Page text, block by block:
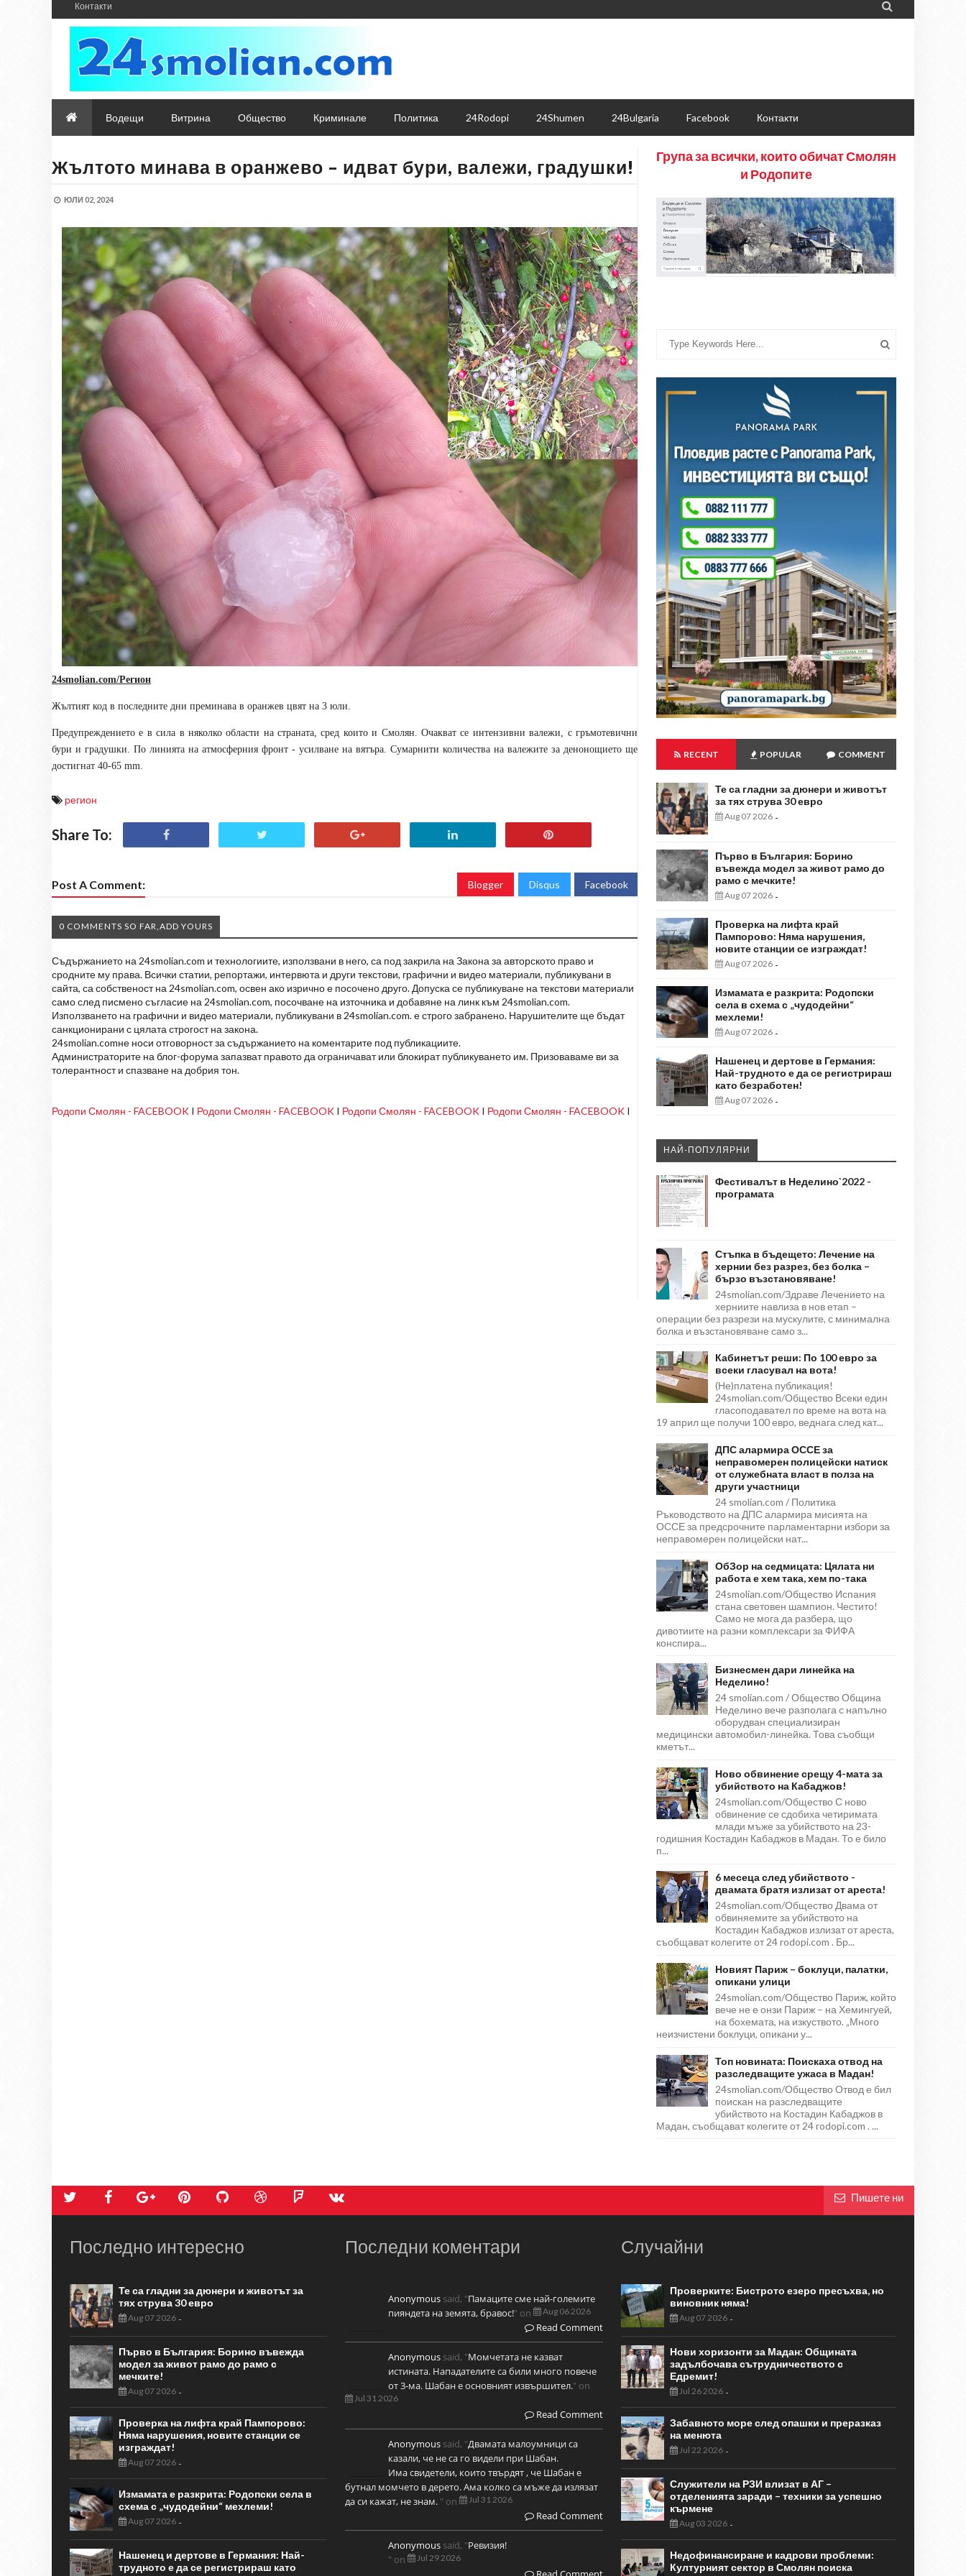
Контакти 
Водещи Витрина Общество Криминале Политика 24Rodopi 24Shumen 24Bulgaria Facebook Контакти
Жълтото минава в оранжево – идват бури, валежи, градушки!
ЮЛИ 02, 2024
24smolian.com/Регион
Жълтият код в последните дни преминава в оранжев цвят на 3 юли.
Предупреждението е в сила в няколко области на страната, сред които и Смолян. Очакват се интензивни валежи, с гръмотевични
бури и градушки. По линията на атмосферния фронт - усилване на вятъра. Сумарнити количества на валежите за денонощието ще
достигнат 40-65 mm.
регион
Share To:
Post A Comment: Blogger Disqus Facebook
0 COMMENTS SO FAR,ADD YOURS
Съдържанието на 24smolian.com и технологиите, използвани в него, са под закрила на Закона за авторското право и
сродните му права. Всички статии, репортажи, интервюта и други текстови, графични и видео материали, публикувани в
сайта, са собственост на 24smolian.com, освен ако изрично е посочено друго. Допуска се публикуване на текстови материали
само след писмено съгласие на 24smolian.com, посочване на източника и добавяне на линк към 24smolian.com.
Използването на графични и видео материали, публикувани в 24smolian.com. е строго забранено. Нарушителите ще бъдат
санкционирани с цялата строгост на закона.
24smolian.comне носи отговорност за съдържанието на коментарите под публикациите.
Администраторите на блог-форума запазват правото да ограничават или блокират публикуването им. Призоваваме ви за
толерантност и спазване на добрия тон.
Родопи Смолян - FACEBOOK I Родопи Смолян - FACEBOOK I Родопи Смолян - FACEBOOK I Родопи Смолян - FACEBOOK I
Група за всички, които обичат Смолян
и Родопите
RECENT POPULAR COMMENT
Те са гладни за дюнери и животът
за тях струва 30 евро
Aug 07 2026 -
Първо в България: Борино
въвежда модел за живот рамо до
рамо с мечките!
Aug 07 2026 -
Проверка на лифта край
Пампорово: Няма нарушения,
новите станции се изграждат!
Aug 07 2026 -
Измамата е разкрита: Родопски
села в схема с „чудодейни“
мехлеми!
Aug 07 2026 -
Нашенец и дертове в Германия:
Най-трудното е да се регистрираш
като безработен!
Aug 07 2026 -
НАЙ-ПОПУЛЯРНИ
Фестивалът в Неделино`2022 -
програмата
Стъпка в бъдещето: Лечение на
хернии без разрез, без болка –
бързо възстановяване!
24smolian.com/Здраве Лечението на
херниите навлиза в нов етап –
операции без разрези на мускулите, с минимална
болка и възстановяване само з...
Кабинетът реши: По 100 евро за
всеки гласувал на вота!
(Не)платена публикация!
24smolian.com/Общество Всеки един
гласоподавател по време на вота на
19 април ще получи 100 евро, веднага след кат...
ДПС алармира ОССЕ за
неправомерен полицейски натиск
от служебната власт в полза на
други участници
24 smolian.com / Политика
Ръководството на ДПС алармира мисията на
ОССЕ за предсрочните парламентарни избори за
неправомерен полицейски нат...
ОбЗор на седмицата: Цялата ни
работа е хем така, хем по-така
24smolian.com/Общество Испания
стана световен шампион. Честито!
Само не мога да разбера, що
дивотиите на разни комплексари за ФИФА
конспира...
Бизнесмен дари линейка на
Неделино!
24 smolian.com / Общество Община
Неделино вече разполага с напълно
оборудван специализиран
медицински автомобил-линейка. Това съобщи
кметът...
Ново обвинение срещу 4-мата за
убийството на Кабаджов!
24smolian.com/Общество С ново
обвинение се сдобиха четиримата
млади мъже за убийството на 23-
годишния Костадин Кабаджов в Мадан. То е било
п...
6 месеца след убийството -
двамата братя излизат от ареста!
24smolian.com/Общество Двама от
обвиняемите за убийството на
Костадин Кабаджов излизат от ареста,
съобщават колегите от 24 rodopi.com . Бр...
Новият Париж – боклуци, палатки,
опикани улици
24smolian.com/Общество Париж, който
вече не е онзи Париж – на Хемингуей,
на бохемата, на изкуството. „Много
неизчистени боклуци, опикани у...
Топ новината: Поискаха отвод на
разследващите ужаса в Мадан!
24smolian.com/Общество Отвод е бил
поискан на разследващите
убийството на Костадин Кабаджов в
Мадан, съобщават колегите от 24 rodopi.com . ...
Пишете ни
Последно интересно
Те са гладни за дюнери и животът за
тях струва 30 евро
Aug 07 2026 -
Първо в България: Борино въвежда
модел за живот рамо до рамо с
мечките!
Aug 07 2026 -
Проверка на лифта край Пампорово:
Няма нарушения, новите станции се
изграждат!
Aug 07 2026 -
Измамата е разкрита: Родопски села в
схема с „чудодейни“ мехлеми!
Aug 07 2026 -
Нашенец и дертове в Германия: Най-
трудното е да се регистрираш като
Последни коментари
Anonymous said, "Памаците сме най-големите
пияндета на земята, бравос!" on Aug 06 2026
Read Comment
Anonymous said, "Момчетата не казват
истината. Нападателите са били много повече
от 3-ма. Шабан е основният извършител." on
Jul 31 2026
Read Comment
Anonymous said, "Двамата малоумници са
казали, че не са го видели при Шабан.
Има свидетели, които твърдят , че Шабан е
бутнал момчето в дерето. Ама колко са мъже да излязат
да си кажат, не знам. " on Jul 31 2026
Read Comment
Anonymous said, "Ревизия!
" on
Jul 29 2026
Случайни
Проверките: Бистрото езеро пресъхва, но
виновник няма!
Aug 07 2026-
Нови хоризонти за Мадан: Общината
задълбочава сътрудничеството с
Едремит!
Jul 26 2026-
Забавното море след опашки и преразказ
на менюта
Jul 22 2026-
Служители на РЗИ влизат в АГ –
отделенията заради – техники за успешно
кърмене
Aug 03 2026-
Недофинансиране и кадрови проблеми:
Културният сектор в Смолян поиска